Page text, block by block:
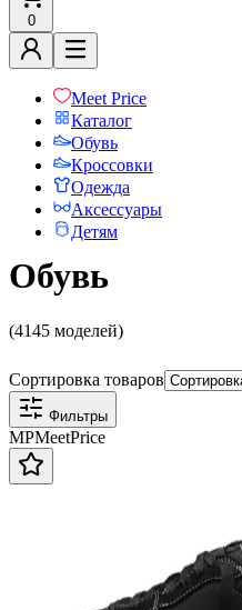
0
Meet Price
Каталог
Обувь
Кроссовки
Одежда
Аксессуары
Детям
Обувь
(4145 моделей)
Сортировка товаров
Фильтры
MPMeetPrice